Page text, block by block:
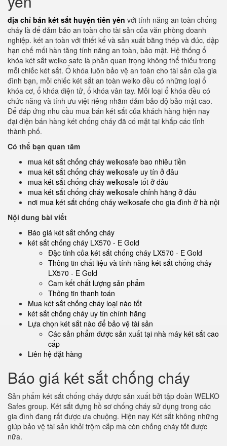
địa chỉ bán két sắt huyện tiên yên với tính năng an toàn chống
cháy là để đảm bảo an toàn cho tài sản của văn phòng doanh
nghiệp. két an toàn với thiết kế và sản xuất bằng thép và đúc, dập
hạn chế mối hàn tăng tính năng an toàn, bảo mật. Hệ thống ổ
khóa két sắt welko safe là phần quan trọng không thể thiếu trong
mỗi chiếc két sắt. Ổ khóa luôn bảo vệ an toàn cho tài sản của gia
đình bạn, mỗi chiếc két sắt an toàn welko đều có những loại ổ
khóa cơ, ổ khóa điện tử, ổ khóa vân tay. Mỗi loại ổ khóa đều có
chức năng và tính ưu việt riêng nhằm đảm bảo độ bảo mật cao.
Để đáp ứng nhu cầu mua bán két sắt của khách hàng hiện nay
đại diện bán hàng két chống cháy đã có mặt tại khắp các tỉnh
thành phố.
Có thể bạn quan tâm
mua két sắt chống cháy welkosafe bao nhiêu tiền
mua két sắt chống cháy welkosafe uy tín ở đâu
mua két sắt chống cháy welkosafe tốt ở đâu
mua két sắt chống cháy welkosafe chính hãng ở đâu
nơi mua két sắt chống cháy welkosafe cho gia đình ở hà nội
Nội dung bài viết
Báo giá két sắt chống cháy
két sắt chống cháy LX570 - E Gold
Đặc tính của két sắt chống cháy LX570 - E Gold
Thông tin chất liệu và tính năng két sắt chống cháy
LX570 - E Gold
Cam kết chất lượng sản phẩm
Thông tin thanh toán
Mua két sắt chống cháy loại nào tốt
két sắt chống cháy uy tín chính hãng
Lựa chọn két sắt nào để bảo vệ tài sản
Các sản phẩm được sản xuất tại nhà máy két sắt cao
cấp
Liên hệ đặt hàng
Báo giá két sắt chống cháy
Sản phẩm két sắt chống cháy được sản xuất bởi tập đoàn WELKO
Safes group. Két sắt đựng hồ sơ chống cháy sử dụng trong các
gia đình đang rất được ưa chuộng. Hiện nay Két sắt không những
giúp bảo vệ tài sản khỏi trộm cắp mà còn chống cháy tốt được
nữa.